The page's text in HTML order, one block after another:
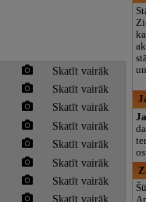
Skatīt vairāk
Skatīt vairāk
Skatīt vairāk
Skatīt vairāk
Skatīt vairāk
Skatīt vairāk
Skatīt vairāk
Skatīt vairāk